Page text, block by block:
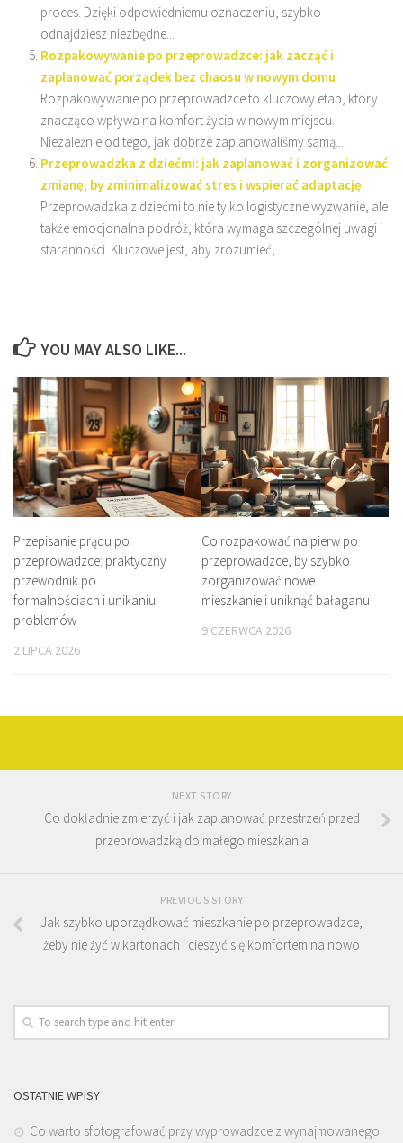
proces. Dzięki odpowiedniemu oznaczeniu, szybko
odnajdziesz niezbędne...
Rozpakowywanie po przeprowadzce: jak zacząć i
zaplanować porządek bez chaosu w nowym domu
Rozpakowywanie po przeprowadzce to kluczowy etap, który
znacząco wpływa na komfort życia w nowym miejscu.
Niezależnie od tego, jak dobrze zaplanowaliśmy samą...
Przeprowadzka z dziećmi: jak zaplanować i zorganizować
zmianę, by zminimalizować stres i wspierać adaptację
Przeprowadzka z dziećmi to nie tylko logistyczne wyzwanie, ale
także emocjonalna podróż, która wymaga szczególnej uwagi i
staranności. Kluczowe jest, aby zrozumieć,...
YOU MAY ALSO LIKE...
Przepisanie prądu po
przeprowadzce: praktyczny
przewodnik po
formalnościach i unikaniu
problemów
2 LIPCA 2026
Co rozpakować najpierw po
przeprowadzce, by szybko
zorganizować nowe
mieszkanie i uniknąć bałaganu
9 CZERWCA 2026
NEXT STORY
Co dokładnie zmierzyć i jak zaplanować przestrzeń przed
przeprowadzką do małego mieszkania
PREVIOUS STORY
Jak szybko uporządkować mieszkanie po przeprowadzce,
żeby nie żyć w kartonach i cieszyć się komfortem na nowo
OSTATNIE WPISY
Co warto sfotografować przy wyprowadzce z wynajmowanego